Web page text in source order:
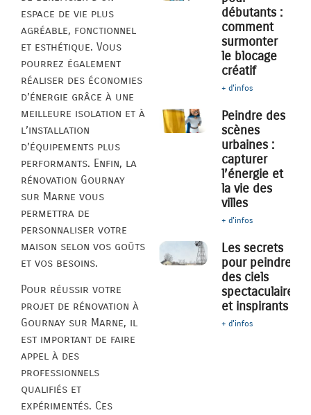
espace de vie plus
agréable, fonctionnel
et esthétique. Vous
pourrez également
réaliser des économies
d’énergie grâce à une
meilleure isolation et à
l’installation
d’équipements plus
performants. Enfin, la
rénovation Gournay
sur Marne vous
permettra de
personnaliser votre
maison selon vos goûts
et vos besoins.
Pour réussir votre
projet de rénovation à
Gournay sur Marne, il
est important de faire
appel à des
professionnels
qualifiés et
expérimentés. Ces
débutants :
comment
surmonter
le blocage
créatif
+ d'infos
Peindre des
scènes
urbaines :
capturer
l’énergie et
la vie des
villes
+ d'infos
Les secrets
pour peindre
des ciels
spectaculaires
et inspirants
+ d'infos